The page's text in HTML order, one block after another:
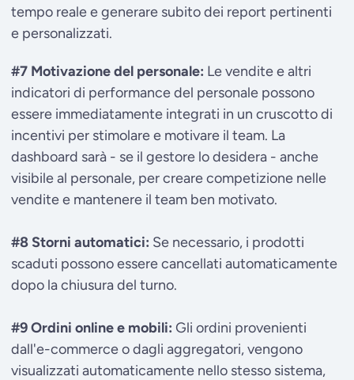
tempo reale e generare subito dei report pertinenti
e personalizzati.
#7 Motivazione del personale: Le vendite e altri
indicatori di performance del personale possono
essere immediatamente integrati in un cruscotto di
incentivi per stimolare e motivare il team. La
dashboard sarà - se il gestore lo desidera - anche
visibile al personale, per creare competizione nelle
vendite e mantenere il team ben motivato.
#8 Storni automatici: Se necessario, i prodotti
scaduti possono essere cancellati automaticamente
dopo la chiusura del turno.
#9 Ordini online e mobili: Gli ordini provenienti
dall'e-commerce o dagli aggregatori, vengono
visualizzati automaticamente nello stesso sistema,